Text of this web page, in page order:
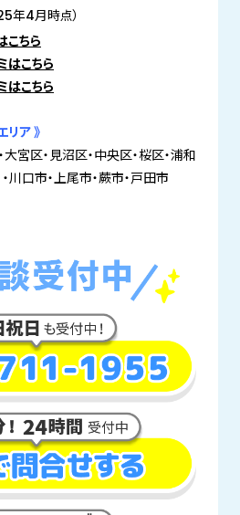
年4月時点）
こちら
はこちら
はこちら
ア 》
大宮区・見沼区・中央区・桜区・浦和
川口市・上尾市・蕨市・戸田市